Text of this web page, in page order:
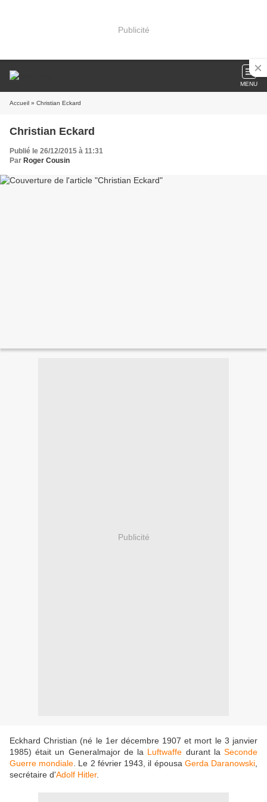
Publicité
MENU
Accueil » Christian Eckard
Christian Eckard
Publié le 26/12/2015 à 11:31
Par Roger Cousin
Publicité
Eckhard Christian (né le 1er décembre 1907 et mort le 3 janvier
1985) était un Generalmajor de la Luftwaffe durant laSeconde
Guerre mondiale . Le 2 février 1943, il épousa Gerda Daranowski
secrétaire d'Adolf Hitler.